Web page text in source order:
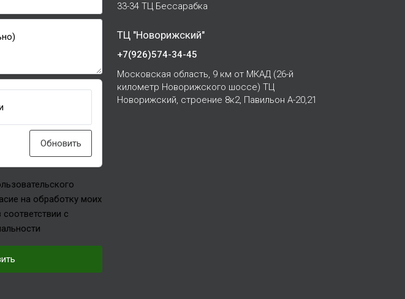
Обновить
на обработку моих
с
33-34 ТЦ Бессарабка
ТЦ "Новорижский"
+7(926)574-34-45
Московская область, 9 км от МКАД (26-й
километр Новорижского шоссе) ТЦ
Новорижский, строение 8к2, Павильон А-20,21